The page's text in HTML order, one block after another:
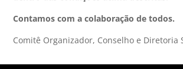
Contamos com a colaboração de todos.
Comitê Organizador, Conselho e Diretoria